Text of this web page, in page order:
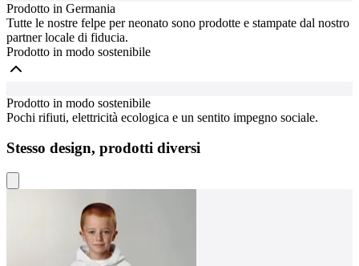
Prodotto in Germania
Tutte le nostre felpe per neonato sono prodotte e stampate dal nostro
partner locale di fiducia.
Prodotto in modo sostenibile
Prodotto in modo sostenibile
Pochi rifiuti, elettricità ecologica e un sentito impegno sociale.
Stesso design, prodotti diversi